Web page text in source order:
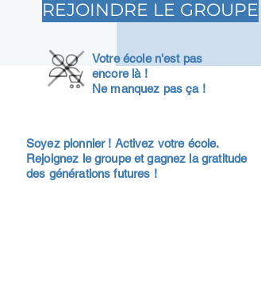
REJOINDRE LE GROUPE
Votre école n'est pas
encore là !
Ne manquez pas ça !
Soyez pionnier ! Activez votre école.
Rejoignez le groupe et gagnez la gratitude
des générations futures !